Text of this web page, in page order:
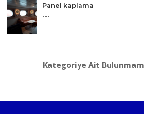
Panel kaplama
---
Kategoriye Ait